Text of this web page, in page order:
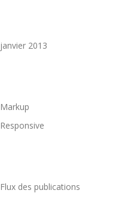
janvier 2013
Markup
Responsive
Flux des publications